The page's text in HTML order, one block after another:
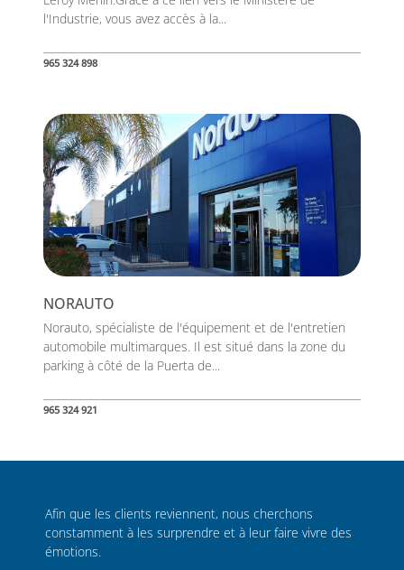
l'Industrie, vous avez accès à la...
965 324 898
NORAUTO
Norauto, spécialiste de l'équipement et de l'entretien
automobile multimarques. Il est situé dans la zone du
parking à côté de la Puerta de...
965 324 921
Afin que les clients reviennent, nous cherchons
constamment à les surprendre et à leur faire vivre des
émotions.